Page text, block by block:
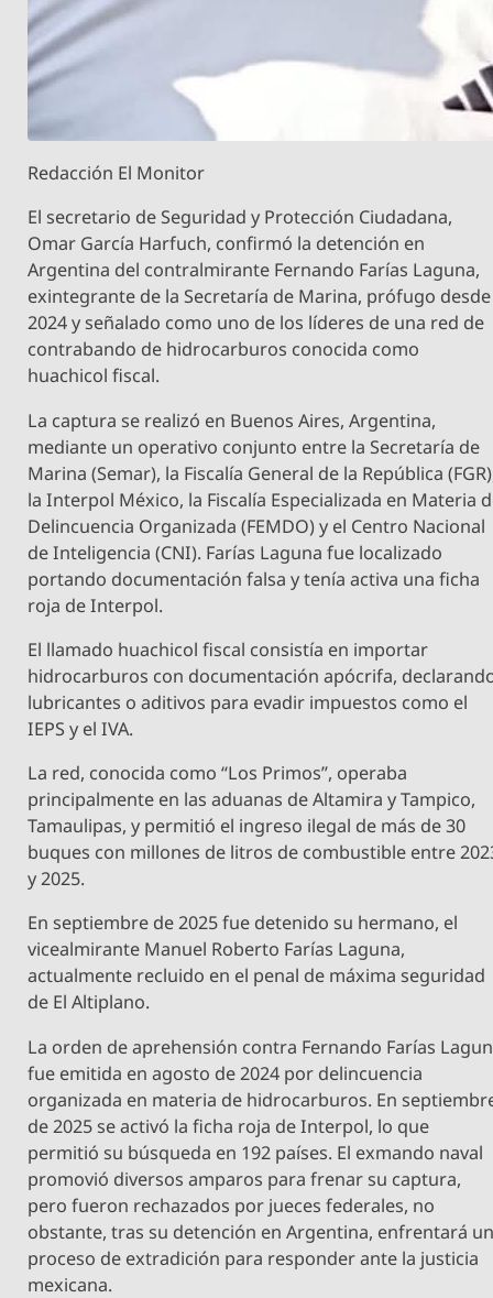
Redacción El Monitor
El secretario de Seguridad y Protección Ciudadana,
Omar García Harfuch, confirmó la detención en
Argentina del contralmirante Fernando Farías Laguna,
exintegrante de la Secretaría de Marina, prófugo desde
2024 y señalado como uno de los líderes de una red de
contrabando de hidrocarburos conocida como
huachicol fiscal.
La captura se realizó en Buenos Aires, Argentina,
mediante un operativo conjunto entre la Secretaría de
Marina (Semar), la Fiscalía General de la República
la Interpol México, la Fiscalía Especializada en Materia
Delincuencia Organizada (FEMDO) y el Centro Nacional
de Inteligencia (CNI). Farías Laguna fue localizado
portando documentación falsa y tenía activa una ficha
roja de Interpol.
El llamado huachicol fiscal consistía en importar
hidrocarburos con documentación apócrifa,
lubricantes o aditivos para evadir impuestos como el
IEPS y el IVA.
La red, conocida como “Los Primos”, operaba
principalmente en las aduanas de Altamira y Tampico,
Tamaulipas, y permitió el ingreso ilegal de más de 30
buques con millones de litros de combustible entre
y 2025.
En septiembre de 2025 fue detenido su hermano, el
vicealmirante Manuel Roberto Farías Laguna,
actualmente recluido en el penal de máxima seguridad
de El Altiplano.
La orden de aprehensión contra Fernando Farías
fue emitida en agosto de 2024 por delincuencia
organizada en materia de hidrocarburos. En
de 2025 se activó la ficha roja de Interpol, lo que
permitió su búsqueda en 192 países. El exmando naval
promovió diversos amparos para frenar su captura,
pero fueron rechazados por jueces federales, no
obstante, tras su detención en Argentina, enfrentará
proceso de extradición para responder ante la justicia
mexicana.